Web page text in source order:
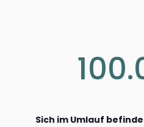
Sich im Umlauf